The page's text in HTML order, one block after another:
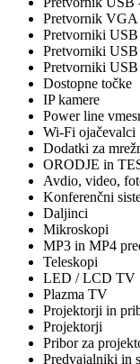
Pretvornik
Pretvorniki
Pretvorniki USB
Pretvorniki
Dostopne točke
IP kamere
Power line
Wi-Fi ojačevalci
Dodatki za
ORODJE in
Avdio, video,
Konferenčni
Daljinci
Mikroskopi
MP3 in MP4
Teleskopi
LED / LCD TV
Plazma TV
Projektorji in
Projektorji
Pribor za
Predvajalniki in